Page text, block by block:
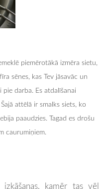
piemērotākā izmēra sietu,
sēnes, kas Tev jāsavāc un
darba. Es atdalīšanai
attēlā ir smalks siets, ko
paaudzies. Tagad es drošu
caurumiņiem.
kamēr tas vēl